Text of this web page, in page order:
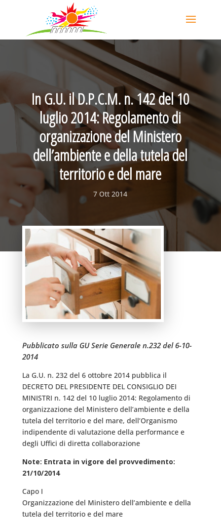
In G.U. il D.P.C.M. n. 142 del 10
luglio 2014: Regolamento di
organizzazione del Ministero
dell’ambiente e della tutela del
territorio e del mare
7 Ott 2014
Pubblicato sulla GU Serie Generale n.232 del 6-10-
2014
La G.U. n. 232 del 6 ottobre 2014 pubblica il
DECRETO DEL PRESIDENTE DEL CONSIGLIO DEI
MINISTRI n. 142 del 10 luglio 2014: Regolamento di
organizzazione del Ministero dell’ambiente e della
tutela del territorio e del mare, dell’Organismo
indipendente di valutazione della performance e
degli Uffici di diretta collaborazione
Note: Entrata in vigore del provvedimento:
21/10/2014
Capo I
Organizzazione del Ministero dell’ambiente e della
tutela del territorio e del mare